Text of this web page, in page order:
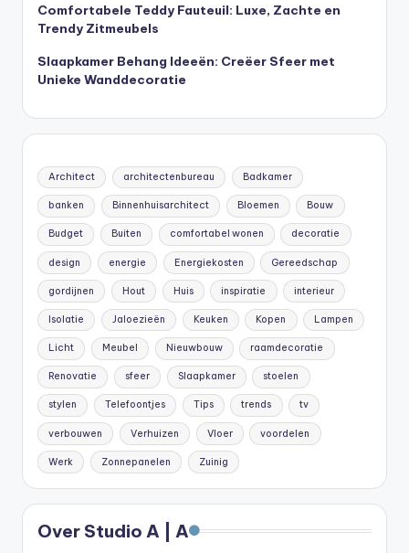
Comfortabele Teddy Fauteuil: Luxe, Zachte en
Trendy Zitmeubels
Slaapkamer Behang Ideeën: Creëer Sfeer met
Unieke Wanddecoratie
Architect architectenbureau Badkamer
banken Binnenhuisarchitect Bloemen Bouw
Budget Buiten comfortabel wonen decoratie
design energie Energiekosten Gereedschap
gordijnen Hout Huis inspiratie interieur
Isolatie Jaloezieën Keuken Kopen Lampen
Licht Meubel Nieuwbouw raamdecoratie
Renovatie sfeer Slaapkamer stoelen
stylen Telefoontjes Tips trends tv
verbouwen Verhuizen Vloer voordelen
Werk Zonnepanelen Zuinig
Over Studio A | A